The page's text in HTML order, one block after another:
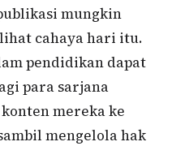
mungkin
cahaya hari itu.
pendidikan dapat
para sarjana
mereka ke
mengelola hak